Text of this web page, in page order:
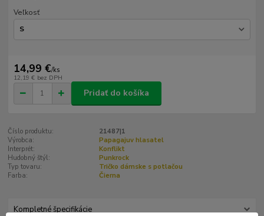
Veľkosť
14,99 €/ks
12,19 € bez DPH
Pridať do košíka
Číslo produktu:
21487|1
Výrobca:
Papagajuv hlasatel
Interprét:
Konflikt
Hudobný štýl:
Punkrock
Typ tovaru:
Tričko dámske s potlačou
Farba:
Čierna
Kompletné špecifikácie